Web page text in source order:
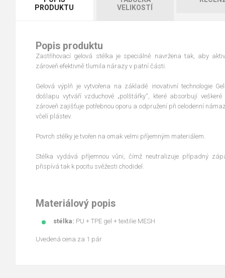
PRODUKTU
VELIKOSTÍ
Popis produktu
Zastřihovací gelová stélka je speciálně navržena tak, aby
zároveň efektivně tlumila nárazy v patní části.
Gelová výplň je vytvořena na základě inovativní technologie
došlapu vytváří vzduchové „polštářky“, které absorbují
zároveň zajišťuje potřebnou oporu a odpružení při celodenní
včelí plástev.
Povrch stélky je tvořen na omak velmi příjemným materiálem.
Stélka vydává příjemnou vůni, čímž neutralizuje případný
přispívá tak k pocitu svěžesti chodidel.
Materiálový popis
stélka: PU + TPE gel + textilie MESH
Uvedená cena za 1 pár